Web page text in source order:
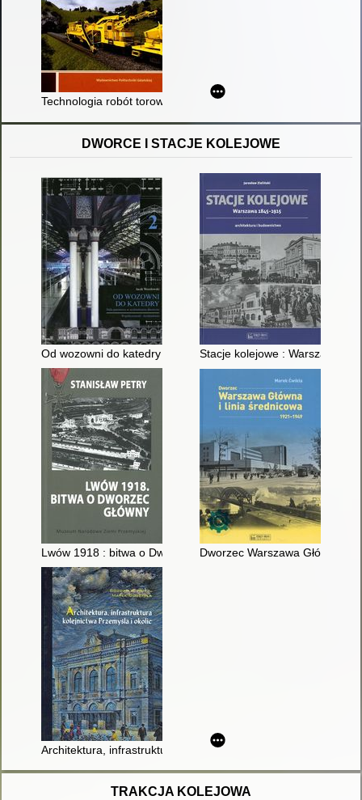
Technologia robót torowych
DWORCE I STACJE KOLEJOWE
Od wozowni do katedry : hala peronowa w architekturze
Stacje kolejowe : Warszawa
Lwów 1918 : bitwa o Dworzec GłównyDworzec Warszawa Główna i
Architektura, infrastruktura kolejnictwa Przemyśla i okolic
TRAKCJA KOLEJOWA